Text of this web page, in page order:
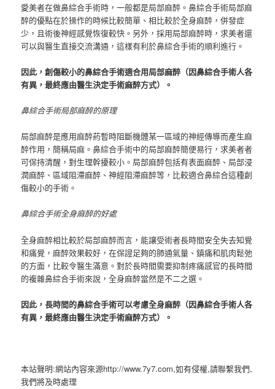
愛美者在做鼻綜合手術時，一般都是局部麻醉。鼻綜合手術局部麻
醉的優點在於操作的時候比較簡單、相比較於全身麻醉，併發症
少，且術後神經感覺恢復較快。 另外，採用局部麻醉時，求美者還
可以與醫生直接交流溝通，這樣有利於鼻綜合手術的順利進行。
因此，創傷較小的鼻綜合手術適合用局部麻醉 （因鼻綜合手術人各
有異，最終應由醫生決定手術麻醉方式）。
鼻綜合手術局部麻醉的原理
局部麻醉是應用麻醉葯暫時阻斷機體某一區域的神經傳導而產生麻
醉作用，簡稱局麻。鼻綜合手術中的局部麻醉簡便易行，求美者者
可保持清醒，對生理幹擾較小。 局部麻醉包括有表面麻醉、局部浸
潤麻醉、區域阻滯麻醉、神經阻滯麻醉等，比較適合鼻綜合這種創
傷較小的手術。
鼻綜合手術全身麻醉的好處
全身麻醉相比較於局部麻醉而言，能讓受術者長時間安全失去知覺
和痛覺，麻醉效果較好，在保證足夠的肺通氣量、鎮痛和肌肉鬆弛
的方面，比較令醫生滿意。對於長時間需要抑制疼痛感官的長時間
的複雜鼻綜合手術來說，全身麻醉當然是不二之選。
因此，長時間的鼻綜合手術可以考慮全身麻醉（因鼻綜合手術人各
有異，最終應由醫生決定手術麻醉方式）。
本站聲明:網站內容來源http://www.7y7.com,如有侵權,請聯繫我們,
我們將及時處理